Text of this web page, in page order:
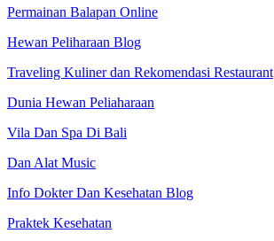
Permainan Balapan Online
Hewan Peliharaan Blog
Traveling Kuliner dan Rekomendasi Restaurant
Dunia Hewan Peliaharaan
Vila Dan Spa Di Bali
Dan Alat Music
Info Dokter Dan Kesehatan Blog
Praktek Kesehatan